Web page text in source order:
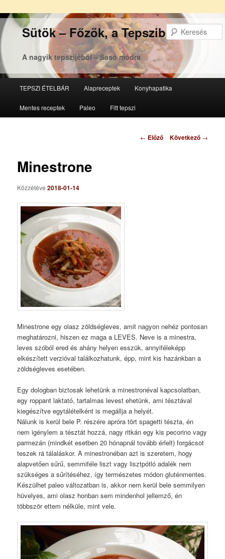
Sütök – Főzök, a Tepsziből
A nagyik tepszijéből – Sasó módra
Tovább
az
Tovább
a
TEPSZI ÉTELBÁR Alapreceptek Konyhapatika
Mentes receptek Paleo Fitt tepszi
Bejegyzés
← Előző Következő →
Minestrone
Közzétéve2018-01-14
Minestrone egy olasz zöldségleves, amit nagyon nehéz pontosan
meghatározni, hiszen ez maga a LEVES. Neve is a minestra,
leves szóból ered és ahány helyen esszük, annyiféleképp
elkészített verzióval találkozhatunk, épp, mint kis hazánkban a
zöldségleves esetében.
Egy dologban biztosak lehetünk a minestronéval kapcsolatban,
egy roppant laktató, tartalmas levest ehetünk, ami tésztával
kiegészítve egytálételként is megállja a helyét.
Nálunk is kerül bele P. részére apróra tört spagetti tészta, én
nem igénylem a tésztát hozzá, nagy ritkán egy kis pecorino vagy
parmezán (mindkét esetben 20 hónapnál tovább érlelt) forgácsot
teszek rá tálaláskor. A minestronéban azt is szeretem, hogy
alapvetően sűrű, semmiféle liszt vagy lisztpótló adalék nem
szükséges a sűrítéséhez, így természetes módon gluténmentes.
Készülhet paleo változatban is, akkor nem kerül bele semmilyen
hüvelyes, ami olasz honban sem mindenhol jellemző, én
többször ettem nélküle, mint vele.